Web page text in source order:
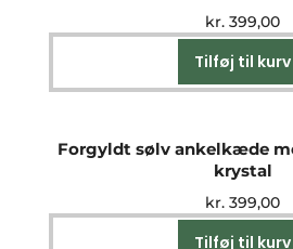
kr. 399,00
Tilføj til kurv
Forgyldt sølv ankelkæde
krystal
kr. 399,00
Tilføj til kurv